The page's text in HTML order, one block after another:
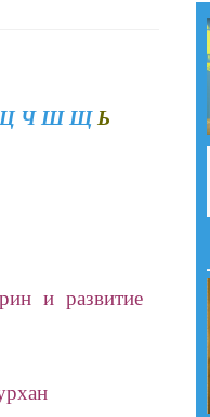
Ц Ч Ш ЩЬ
и развитие